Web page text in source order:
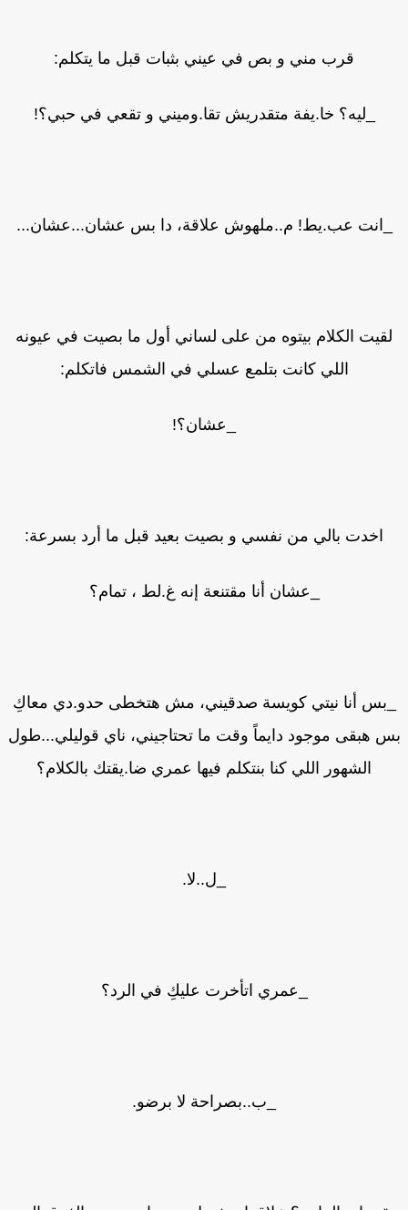
قرب مني و بص في عيني بثبات قبل ما يتكلم:
_ليه؟ خا.يفة متقدريش تقا.وميني و تقعي في حبي؟!
_انت عب.يط! م..ملهوش علاقة، دا بس عشان...عشان...
لقيت الكلام بيتوه من على لساني أول ما بصيت في عيونه
اللي كانت بتلمع عسلي في الشمس فاتكلم:
_عشان؟!
اخدت بالي من نفسي و بصيت بعيد قبل ما أرد بسرعة:
_عشان أنا مقتنعة إنه غ.لط ، تمام؟
أنا نيتي كويسة صدقيني، مش هتخطى حدو.دي معاكِ
هبقى موجود دايماً وقت ما تحتاجيني، ناي قوليلي...طول
الشهور اللي كنا بنتكلم فيها عمري ضا.يقتك بالكلام؟
_ل..لا.
_عمري اتأخرت عليكِ في الرد؟
_ب..بصراحة لا برضو.